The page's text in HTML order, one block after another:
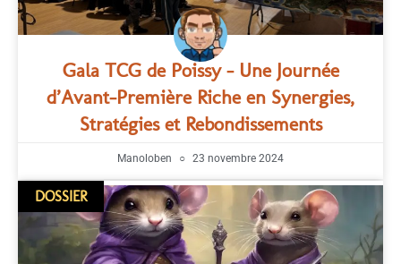
Gala TCG de Poissy – Une Journée
d’Avant-Première Riche en Synergies,
Stratégies et Rebondissements
Manoloben 23 novembre 2024
DOSSIER